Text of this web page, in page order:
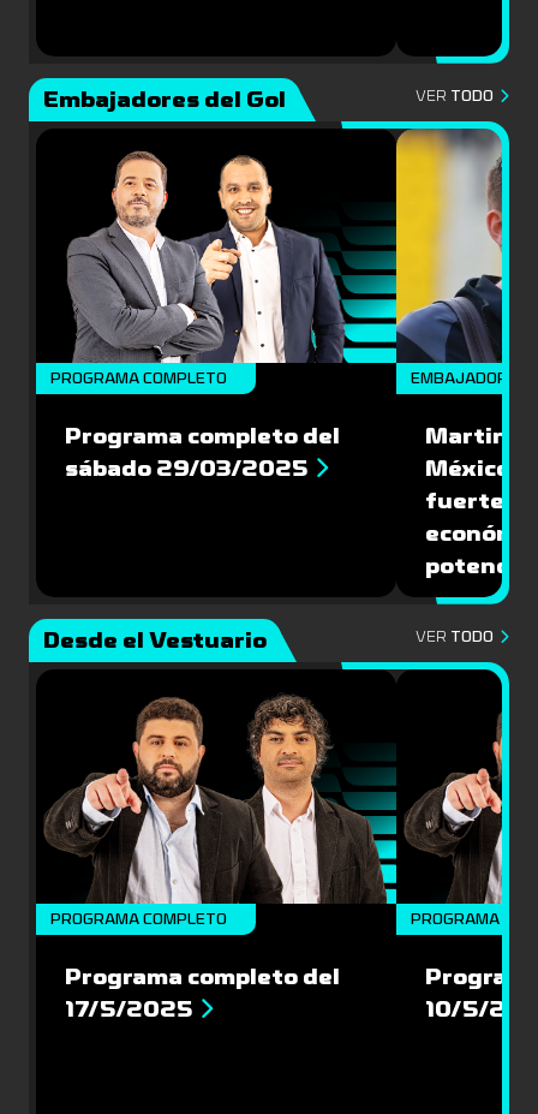
Embajadores del Gol VER TODO
PROGRAMA COMPLETO
Programa completo del
sábado 29/03/2025
EMBAJADORES
Martin
México:
fuerte
Desde el Vestuario VER TODO
PROGRAMA COMPLETO
Programa completo del
17/5/2025
PROGRAMA
10/5/